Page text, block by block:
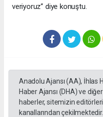
veriyoruz” diye konuştu.
Anadolu Ajansı (AA), İhlas
Haber Ajansı (DHA) ve
haberler, sitemizin
kanallarından